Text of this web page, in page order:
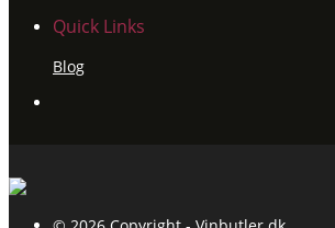
Quick Links
Blog